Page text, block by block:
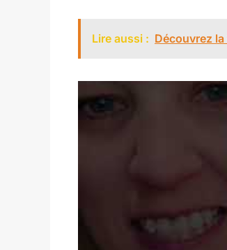
Lire aussi : Découvrez